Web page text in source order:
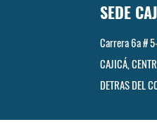
SEDE
Carrera 6a #
CAJICÁ,
DETRAS DEL